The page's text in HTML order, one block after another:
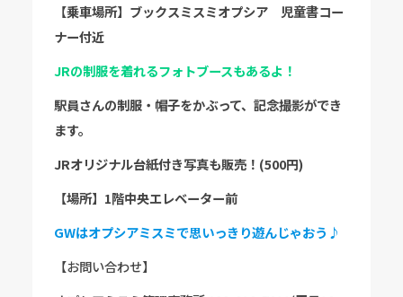
【乗車場所】ブックスミスミオプシア
児童書コー
ナー付近
JRの制服を着れるフォトブースもあるよ！
駅員さんの制服・帽子をかぶって、記念撮影ができ
ます。
JRオリジナル台紙付き写真も販売！(500円)
【場所】1階中央エレベーター前
GWはオプシアミスミで思いっきり遊んじゃおう♪
【お問い合わせ】